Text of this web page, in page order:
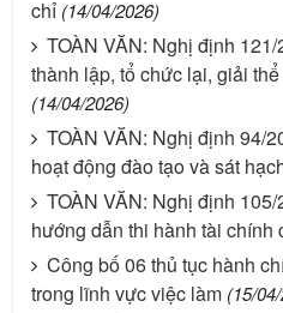
chỉ (14/04/2026)
TOÀN VĂN: Nghị định
thành lập, tổ chức lại, giải
(14/04/2026)
TOÀN VĂN: Nghị định 94/
hoạt động đào tạo và sát
TOÀN VĂN: Nghị định
hướng dẫn thi hành tài chính
Công bố 06 thủ tục hành
trong lĩnh vực việc làm (15/